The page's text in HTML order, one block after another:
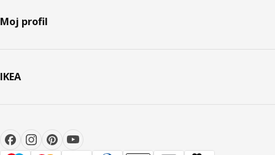
Moj profil
IKEA